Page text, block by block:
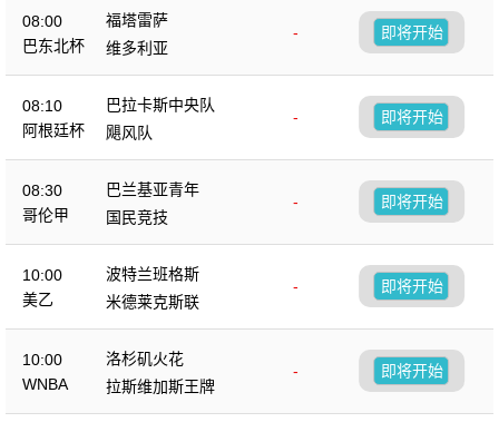
08:00
巴东北杯
福塔雷萨
-
维多利亚
即将开始
08:10
阿根廷杯
巴拉卡斯中央队
-
飓风队
即将开始
08:30
哥伦甲
巴兰基亚青年
-
国民竞技
即将开始
10:00
美乙
波特兰班格斯
-
米德莱克斯联
即将开始
10:00
WNBA
洛杉矶火花
-
拉斯维加斯王牌
即将开始